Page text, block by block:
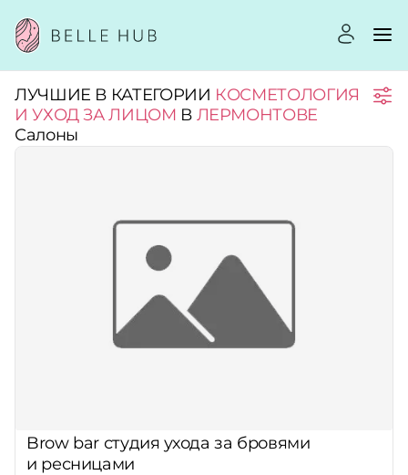
Город:
Принимает сертификаты
ЛУЧШИЕ В КАТЕГОРИИ КОСМЕТОЛОГИЯ
И УХОД ЗА ЛИЦОМ В ЛЕРМОНТОВЕ
Салоны
Brow bar студия ухода за бровями
и ресницами